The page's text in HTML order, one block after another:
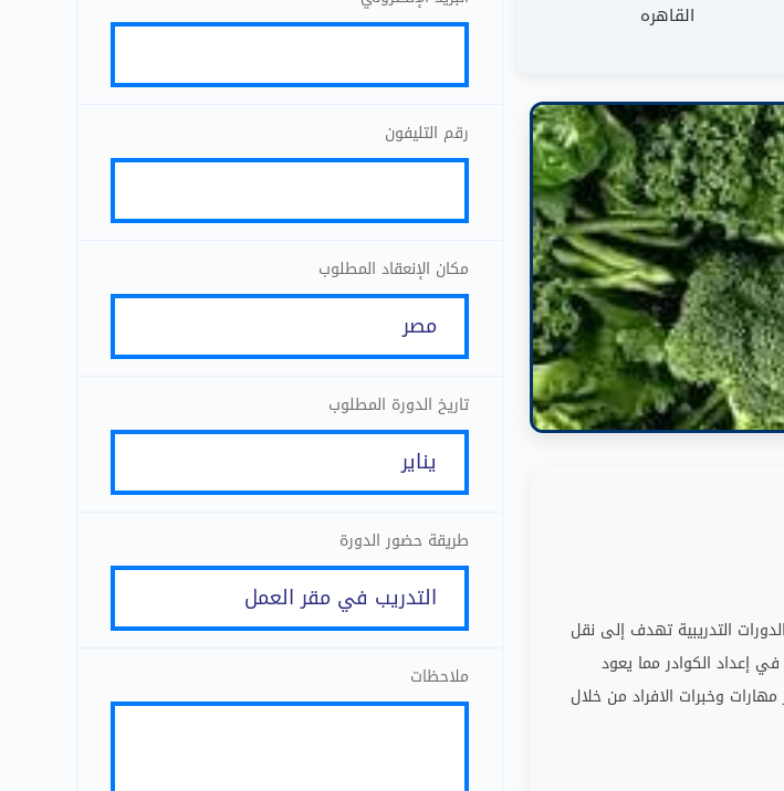
القاهره
التدريبية تهدف إلى نقل
إعداد الكوادر مما يعود
مهارات وخبرات الافراد من خلال
رقم التليفون
مكان الإنعقاد المطلوب
تاريخ الدورة المطلوب
طريقة حضور الدورة
ملاحظات